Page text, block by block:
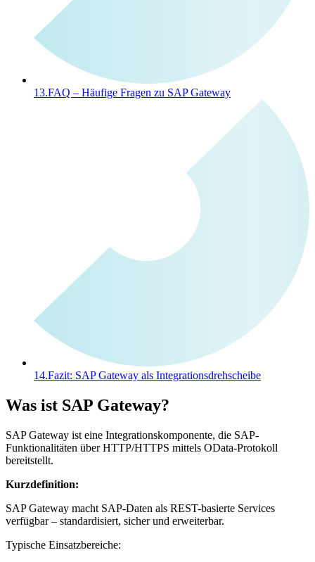
13.FAQ – Häufige Fragen zu SAP Gateway
14.Fazit: SAP Gateway als Integrationsdrehscheibe
Was ist SAP Gateway?
SAP Gateway ist eine Integrationskomponente, die SAP-
Funktionalitäten über HTTP/HTTPS mittels OData-Protokoll
bereitstellt.
Kurzdefinition:
SAP Gateway macht SAP-Daten als REST-basierte Services
verfügbar – standardisiert, sicher und erweiterbar.
Typische Einsatzbereiche: